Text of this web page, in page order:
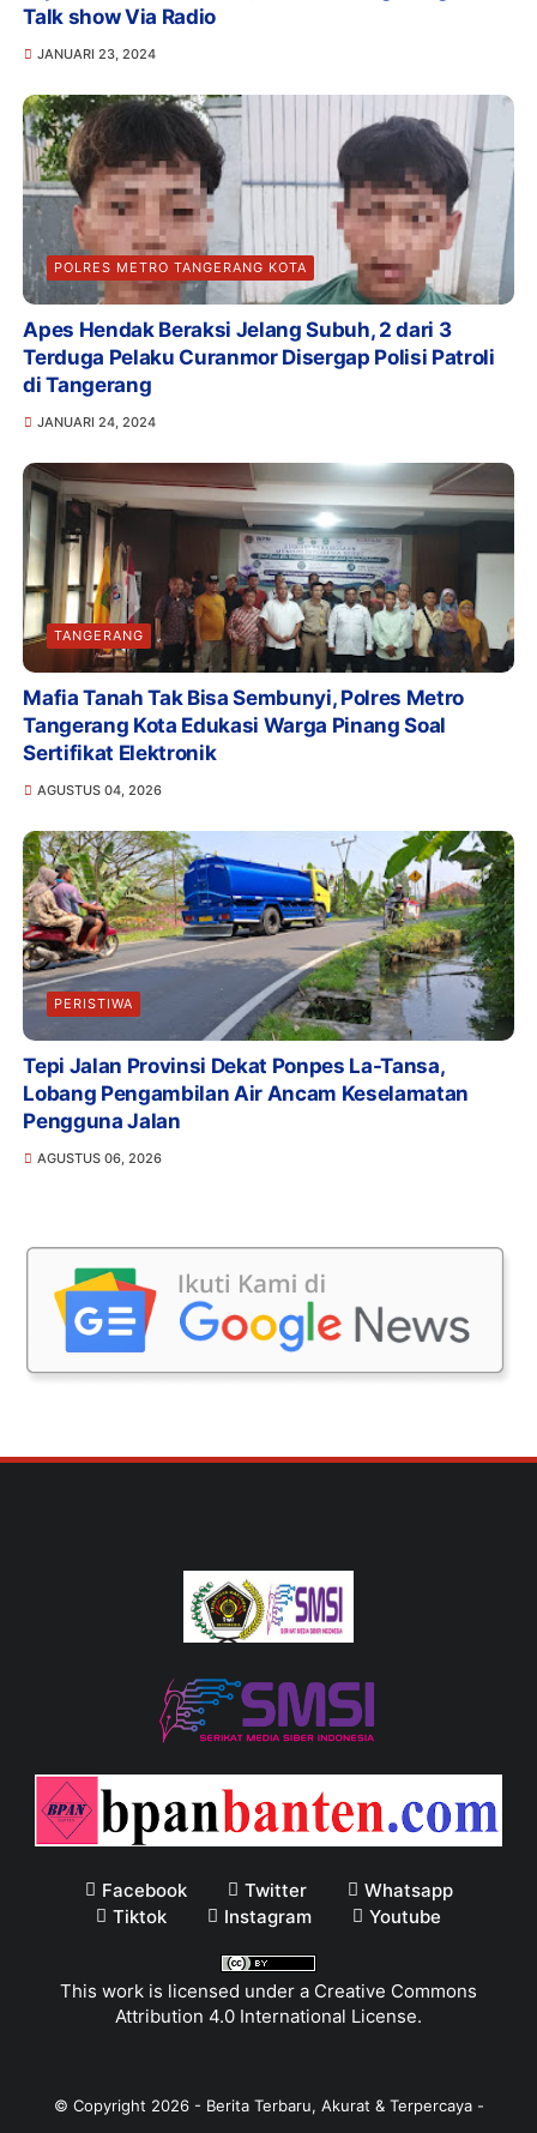
Talk show Via Radio
JANUARI 23, 2024
POLRES METRO TANGERANG KOTA
Apes Hendak Beraksi Jelang Subuh, 2 dari 3
Terduga Pelaku Curanmor Disergap Polisi Patroli
di Tangerang
JANUARI 24, 2024
TANGERANG
Mafia Tanah Tak Bisa Sembunyi, Polres Metro
Tangerang Kota Edukasi Warga Pinang Soal
Sertifikat Elektronik
AGUSTUS 04, 2026
PERISTIWA
Tepi Jalan Provinsi Dekat Ponpes La-Tansa,
Lobang Pengambilan Air Ancam Keselamatan
Pengguna Jalan
AGUSTUS 06, 2026
Facebook Twitter
Whatsapp
Tiktok
Instagram Youtube
This work is licensed under a Creative Commons
Attribution 4.0 International License.
© Copyright 2026- Berita Terbaru, Akurat & Terpercaya -